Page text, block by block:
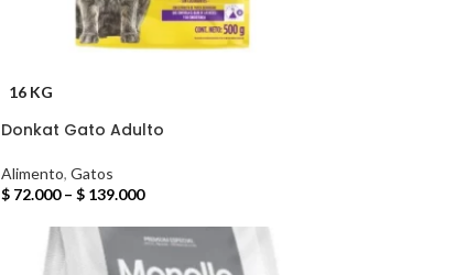
16 KG
Donkat Gato Adulto
Alimento, Gatos
$72.000– $139.000